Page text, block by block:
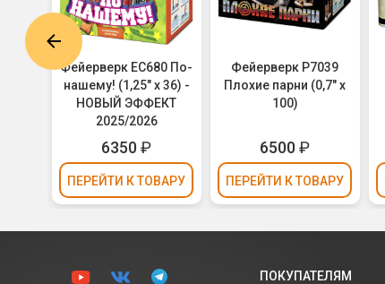
Фейерверк ЕС680 По-
нашему! (1,25" х 36) -
НОВЫЙ ЭФФЕКТ
2025/2026
6350₽
ПЕРЕЙТИ К ТОВАРУ
Фейерверк Р7039
Плохие парни (0,7" х
100)
6500₽
ПЕРЕЙТИ К ТОВАРУ
ПОКУПАТЕЛЯМ